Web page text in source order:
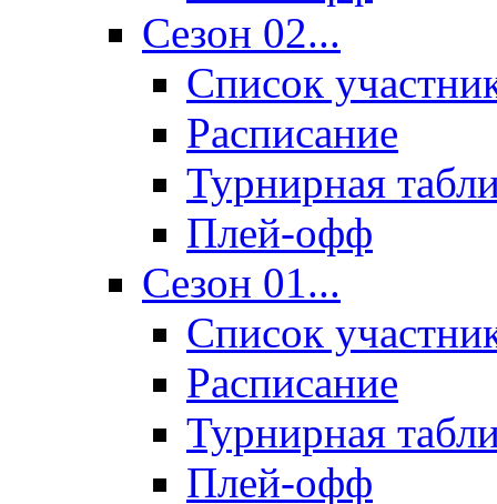
Сезон 02...
Список
Расписание
Турнирная
Плей-офф
Сезон 01...
Список
Расписание
Турнирная
Плей-офф